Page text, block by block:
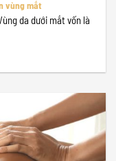
vùng mắt
da dưới mắt vốn là